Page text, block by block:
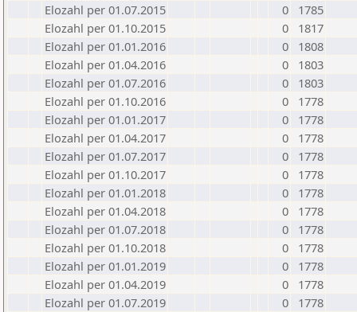
Elozahl per 01.07.2015
0
1785
Elozahl per 01.10.2015
0
1817
Elozahl per 01.01.2016
0
1808
Elozahl per 01.04.2016
0
1803
Elozahl per 01.07.2016
0
1803
Elozahl per 01.10.2016
0
1778
Elozahl per 01.01.2017
0
1778
Elozahl per 01.04.2017
0
1778
Elozahl per 01.07.2017
0
1778
Elozahl per 01.10.2017
0
1778
Elozahl per 01.01.2018
0
1778
Elozahl per 01.04.2018
0
1778
Elozahl per 01.07.2018
0
1778
Elozahl per 01.10.2018
0
1778
Elozahl per 01.01.2019
0
1778
Elozahl per 01.04.2019
0
1778
Elozahl per 01.07.2019
0
1778